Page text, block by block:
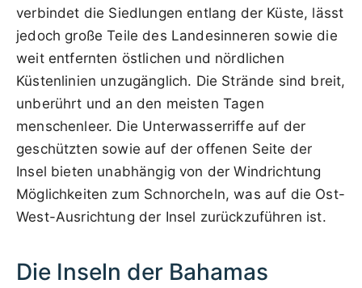
verbindet die Siedlungen entlang der Küste, lässt
jedoch große Teile des Landesinneren sowie die
weit entfernten östlichen und nördlichen
Küstenlinien unzugänglich. Die Strände sind breit,
unberührt und an den meisten Tagen
menschenleer. Die Unterwasserriffe auf der
geschützten sowie auf der offenen Seite der
Insel bieten unabhängig von der Windrichtung
Möglichkeiten zum Schnorcheln, was auf die Ost-
West-Ausrichtung der Insel zurückzuführen ist.
Die Inseln der Bahamas